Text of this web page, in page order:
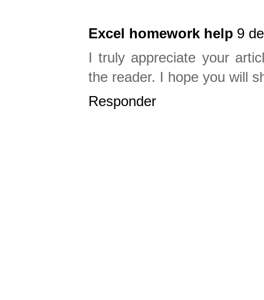
Excel homework help 9
I truly appreciate your
the reader. I hope you will
Responder